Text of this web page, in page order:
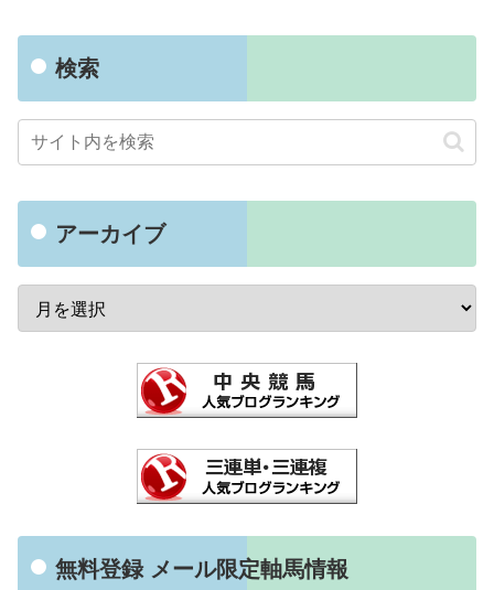
検索
アーカイブ
無料登録 メール限定軸馬情報